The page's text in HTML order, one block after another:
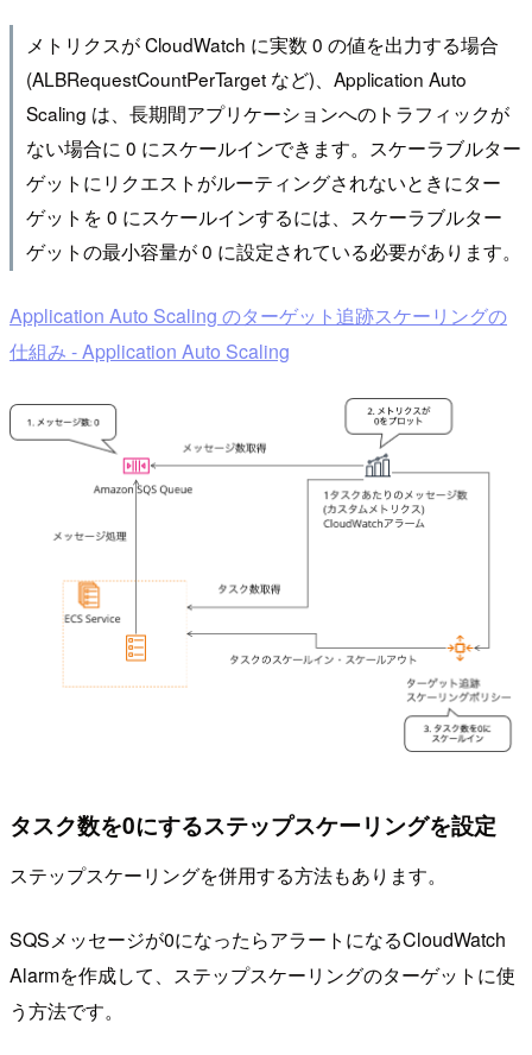
メトリクスが CloudWatch に実数 0 の値を出力する場合
(ALBRequestCountPerTarget など)、Application Auto
Scaling は、長期間アプリケーションへのトラフィックが
ない場合に 0 にスケールインできます。スケーラブルター
ゲットにリクエストがルーティングされないときにター
ゲットを 0 にスケールインするには、スケーラブルター
ゲットの最小容量が 0 に設定されている必要があります。
Application Auto Scaling のターゲット追跡スケーリングの
仕組み - Application Auto Scaling
タスク数を0にするステップスケーリングを設定
ステップスケーリングを併用する方法もあります。
SQSメッセージが0になったらアラートになるCloudWatch
Alarmを作成して、ステップスケーリングのターゲットに使
う方法です。